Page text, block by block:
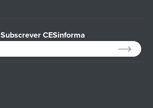
Subscrever CESinforma